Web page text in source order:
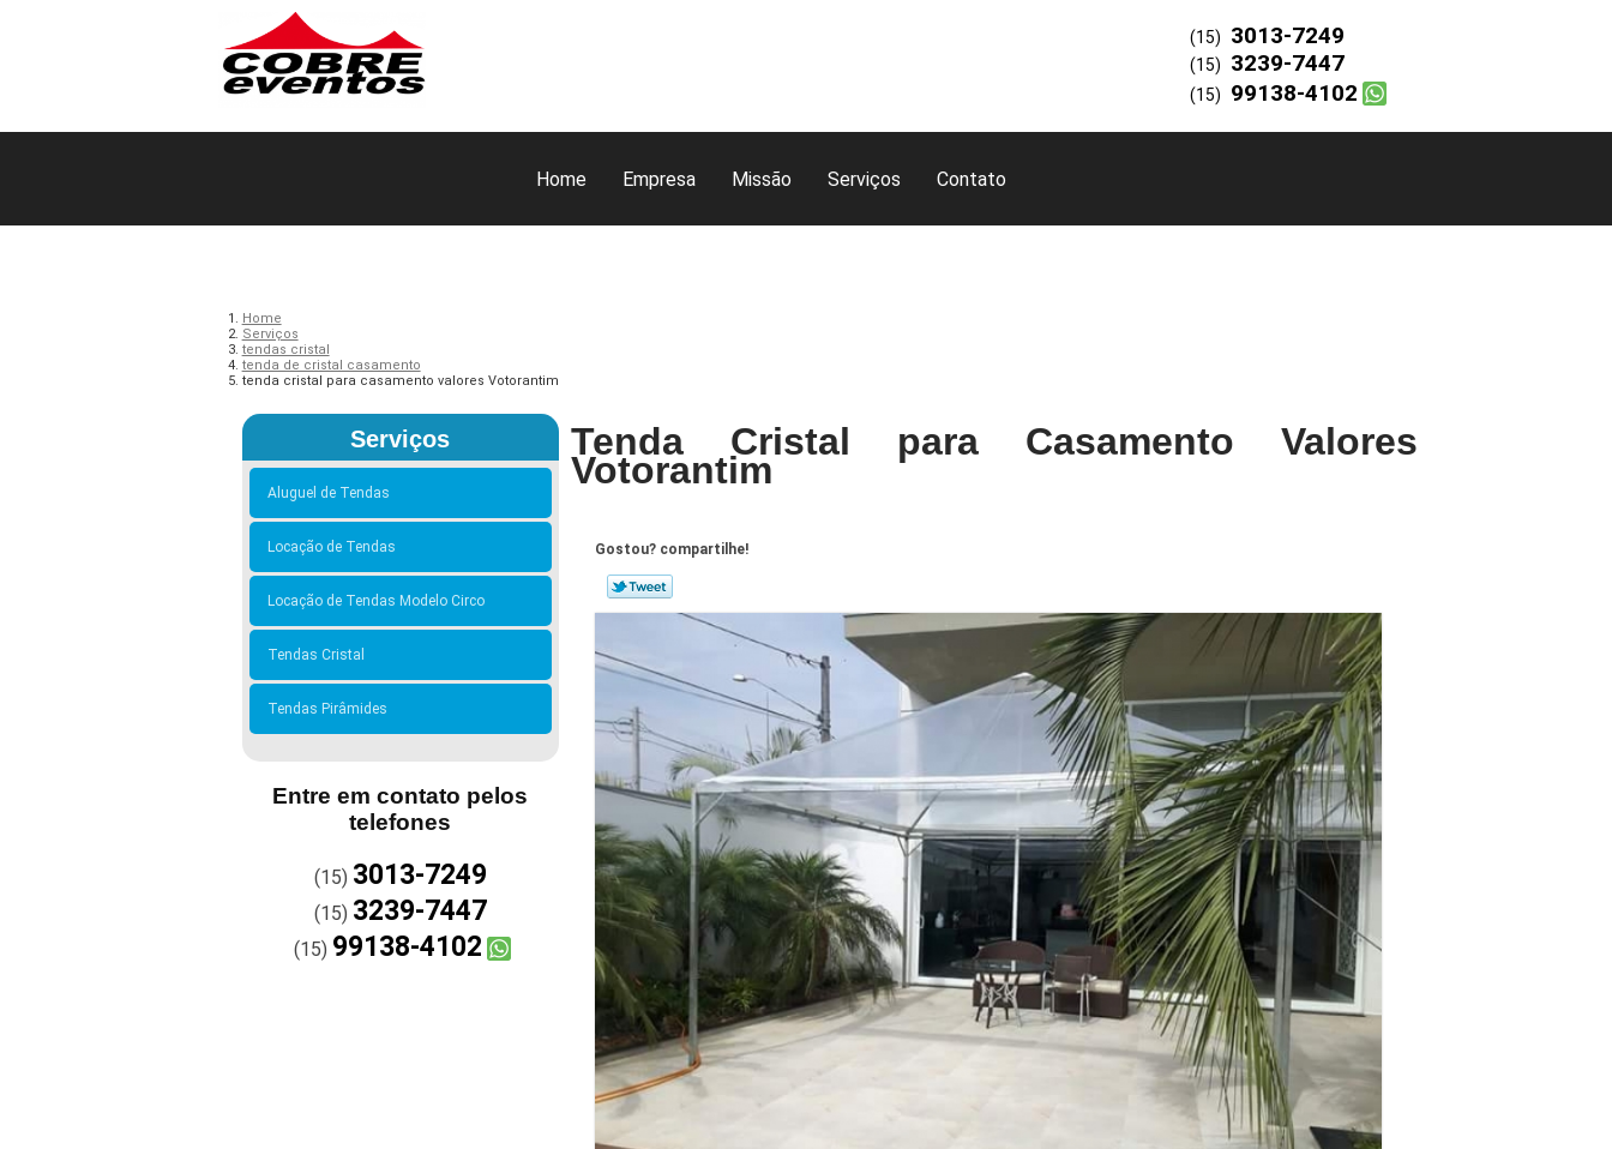
Home Empresa Missão Serviços Contato
(15) 3013-7249
(15) 3239-7447
(15) 99138-4102
Home
Serviços
tendas cristal
tenda de cristal casamento
tenda cristal para casamento valores Votorantim
Serviços
Aluguel de Tendas
Locação de Tendas
Locação de Tendas Modelo Circo
Tendas Cristal
Tendas Pirâmides
Entre em contato pelos
telefones
(15) 3013-7249
(15) 3239-7447
(15) 99138-4102
Tenda Cristal para Casamento Valores
Votorantim
Gostou? compartilhe!